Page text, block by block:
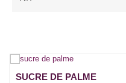
SUCRE DE PALME